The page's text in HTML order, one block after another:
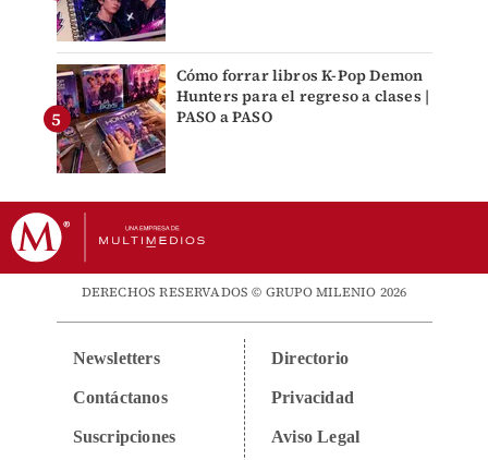
Cómo forrar libros K-Pop Demon
Hunters para el regreso a clases |
PASO a PASO
DERECHOS RESERVADOS © GRUPO MILENIO 2026
Newsletters
Contáctanos
Suscripciones
Directorio
Privacidad
Aviso Legal